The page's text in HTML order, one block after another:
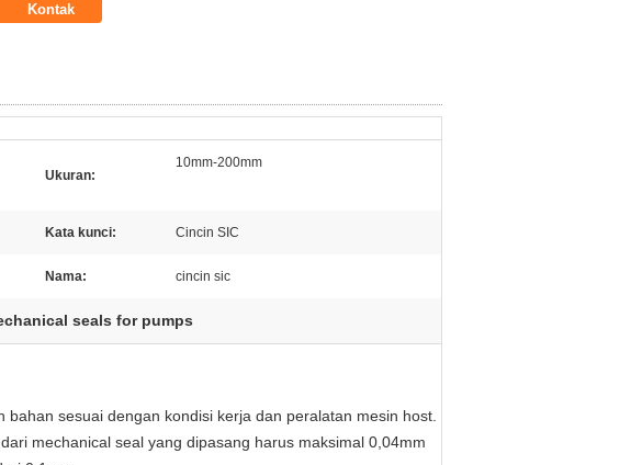
Kontak
Ukuran:
10mm-200mm
Kata kunci: Cincin SIC
Nama: cincin sic
seals for pumps
sesuai dengan kondisi kerja dan peralatan mesin host.
mechanical seal yang dipasang harus maksimal 0,04mm